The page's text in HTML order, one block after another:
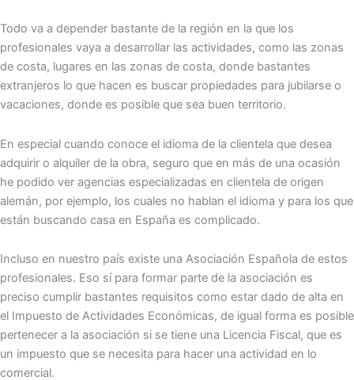
Todo va a depender bastante de la región en la que los
profesionales vaya a desarrollar las actividades, como las zonas
de costa, lugares en las zonas de costa, donde bastantes
extranjeros lo que hacen es buscar propiedades para jubilarse o
vacaciones, donde es posible que sea buen territorio.
En especial cuando conoce el idioma de la clientela que desea
adquirir o alquiler de la obra, seguro que en más de una ocasión
he podido ver agencias especializadas en clientela de origen
alemán, por ejemplo, los cuales no hablan el idioma y para los que
están buscando casa en España es complicado.
Incluso en nuestro país existe una Asociación Española de estos
profesionales. Eso sí para formar parte de la asociación es
preciso cumplir bastantes requisitos como estar dado de alta en
el Impuesto de Actividades Económicas, de igual forma es posible
pertenecer a la asociación si se tiene una Licencia Fiscal, que es
un impuesto que se necesita para hacer una actividad en lo
comercial.